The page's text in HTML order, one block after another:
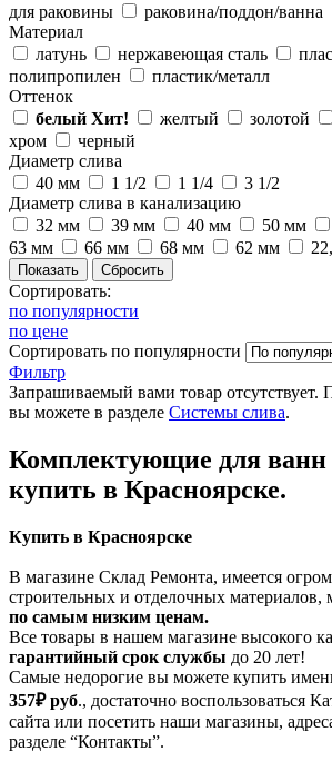
для раковины
раковина/поддон/ванна
Материал
латунь
нержавеющая сталь
полипропилен
пластик/металл
Оттенок
белый Хит! желтый золотой
хром
черный
Диаметр слива
40 мм
1 1/2 1 1/4
3 1/2
Диаметр слива в канализацию
32 мм
39 мм 40 мм 50 мм
63 мм
66 мм 68 мм 62 мм
Сортировать:
по популярности
по цене
Сортировать по популярности
Фильтр
Запрашиваемый вами товар отсутствует.
вы можете в разделе Системы слива.
Комплектующие для ванн
купить в Красноярске.
Купить в Красноярске
В магазине Склад Ремонта, имеется
строительных и отделочных материалов,
по самым низким ценам.
Все товары в нашем магазине высокого
гарантийный срок службы до 20 лет!
Самые недорогие вы можете купить
357₽ руб., достаточно воспользоваться
сайта или посетить наши магазины,
разделе “Контакты”.